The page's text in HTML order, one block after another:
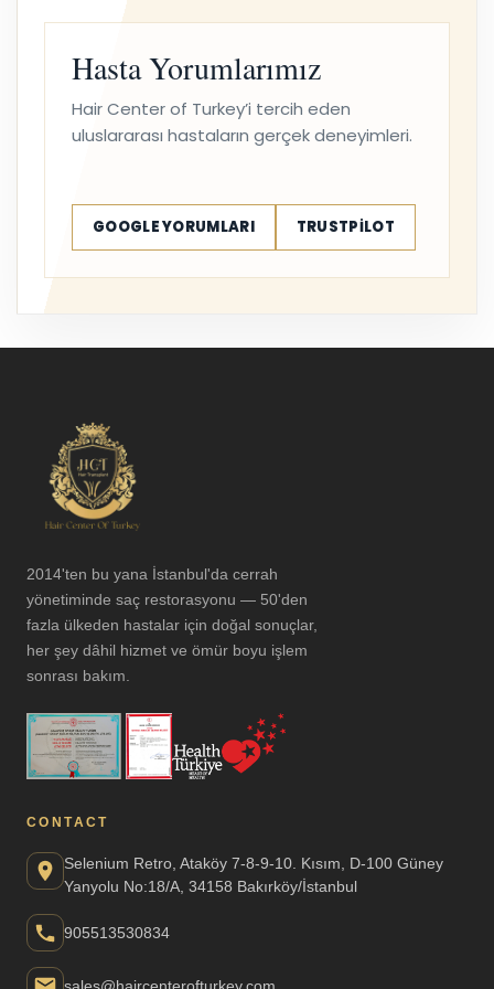
Hasta Yorumlarımız
Hair Center of Turkey’i tercih eden
uluslararası hastaların gerçek deneyimleri.
GOOGLE YORUMLARI TRUSTPILOT
2014'ten bu yana İstanbul'da cerrah
yönetiminde saç restorasyonu — 50'den
fazla ülkeden hastalar için doğal sonuçlar,
her şey dâhil hizmet ve ömür boyu işlem
sonrası bakım.
CONTACT
Selenium Retro, Ataköy 7-8-9-10. Kısım, D-100 Güney
Yanyolu No:18/A, 34158 Bakırköy/İstanbul
905513530834
sales@haircenterofturkey.com